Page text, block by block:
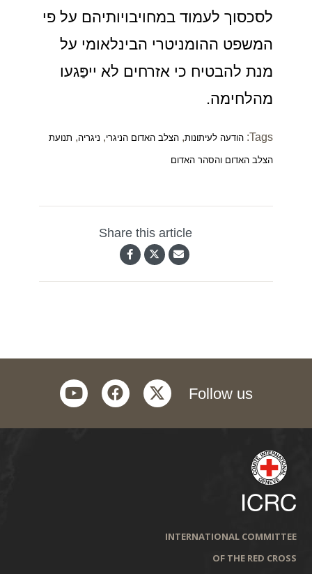
לסכסוך לעמוד במחויבויותיהם על פי
המשפט ההומניטרי הבינלאומי על
מנת להבטיח כי אזרחים לא ייפַּגעו
מהלחימה.
Tags: הודעה לעיתונות, הצלב האדום הניגרי, ניגריה, תנועת
הצלב האדום והסהר האדום
Share this article
Follow us
twitter
facebook
youtube
INTERNATIONAL COMMITTEE
OF THE RED CROSS